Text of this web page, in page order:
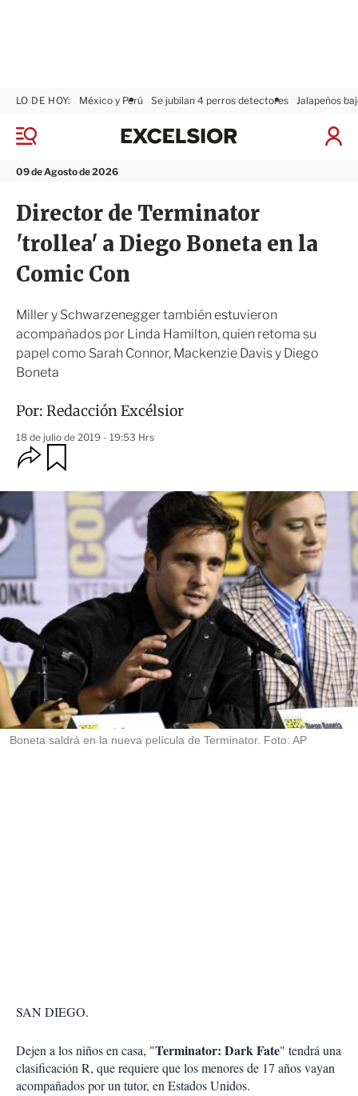
M
n
09 de Agosto de 2026
LO DE HOY: México y Perú Se jubilan 4 perros detectores Jalapeños
I
x
i
r
Director de Terminator
'trollea' a Diego Boneta en la
Comic Con
Miller y Schwarzenegger también estuvieron
acompañados por Linda Hamilton, quien retoma su
papel como Sarah Connor, Mackenzie Davis y Diego
Boneta
Por: Redacción Excélsior
18 de julio de 2019 - 19:53 Hrs
O
p
i
o
m
p
a
r
t
i
r
r
d
a
r
Boneta saldrá en la nueva película de Terminator. Foto: AP
SAN DIEGO.
Dejen a los niños en casa, "Terminator: Dark Fate" tendrá una
clasificación R, que requiere que los menores de 17 años vayan
acompañados por un tutor, en Estados Unidos.